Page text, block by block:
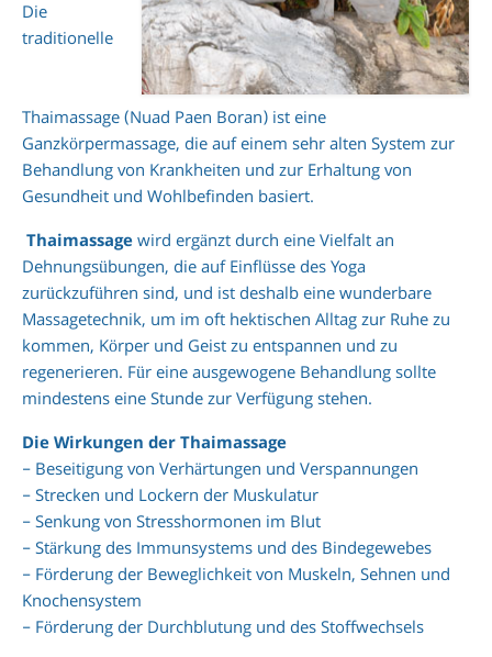
Die
traditionelle
Thaimassage (Nuad Paen Boran) ist eine
Ganzkörpermassage, die auf einem sehr alten System zur
Behandlung von Krankheiten und zur Erhaltung von
Gesundheit und Wohlbefinden basiert.
Thaimassagewird ergänzt durch eine Vielfalt an
Dehnungsübungen, die auf Einflüsse des Yoga
zurückzuführen sind, und ist deshalb eine wunderbare
Massagetechnik, um im oft hektischen Alltag zur Ruhe zu
kommen, Körper und Geist zu entspannen und zu
regenerieren. Für eine ausgewogene Behandlung sollte
mindestens eine Stunde zur Verfügung stehen.
Die Wirkungen der Thaimassage
– Beseitigung von Verhärtungen und Verspannungen
– Strecken und Lockern der Muskulatur
– Senkung von Stresshormonen im Blut
– Stärkung des Immunsystems und des Bindegewebes
– Förderung der Beweglichkeit von Muskeln, Sehnen und
Knochensystem
– Förderung der Durchblutung und des Stoffwechsels